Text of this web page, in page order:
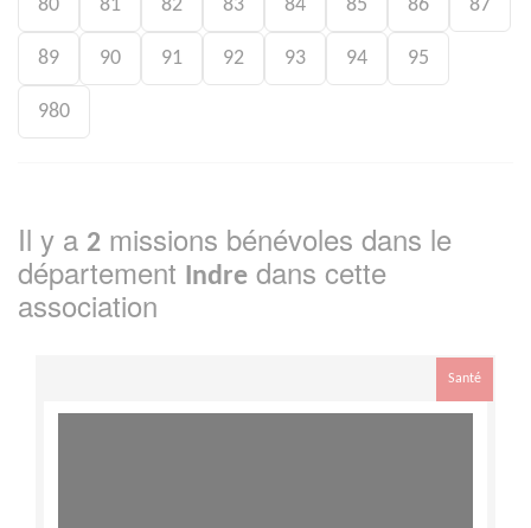
80 81 82 83 84 85 86 87
89 90 91 92 93 94 95
980
Il y a 2 missions bénévoles dans le
département Indre dans cette
association
Santé